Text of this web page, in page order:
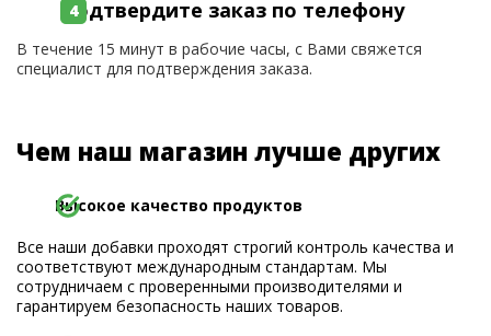
Подтвердите заказ по телефону
В течение 15 минут в рабочие часы, с Вами свяжется
специалист для подтверждения заказа.
Чем наш магазин лучше других
Высокое качество продуктов
Все наши добавки проходят строгий контроль качества и
соответствуют международным стандартам. Мы
сотрудничаем с проверенными производителями и
гарантируем безопасность наших товаров.